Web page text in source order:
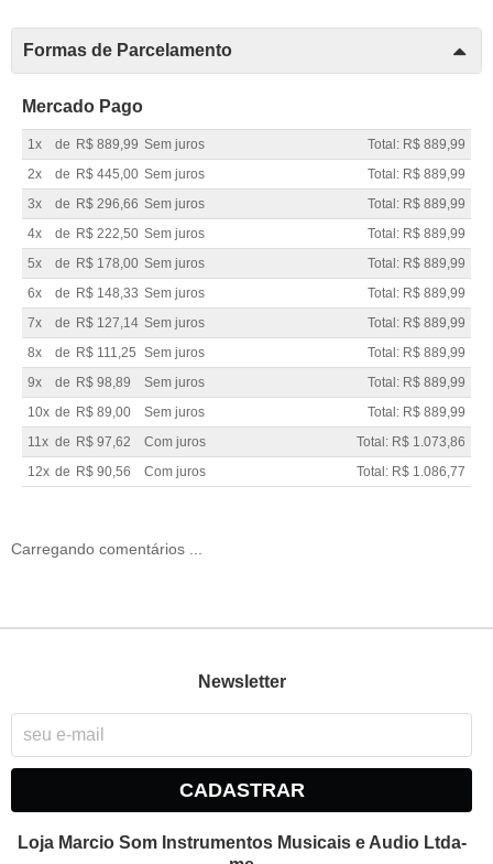
Formas de Parcelamento
Mercado Pago
1x de R$ 889,99 Sem juros
Total: R$ 889,99
2x
de R$ 445,00 Sem juros
Total: R$ 889,99
3x
de R$ 296,66 Sem juros
Total: R$ 889,99
4x
de R$ 222,50 Sem juros
Total: R$ 889,99
5x
de R$ 178,00 Sem juros
Total: R$ 889,99
6x
de R$ 148,33 Sem juros
Total: R$ 889,99
7x
de R$ 127,14 Sem juros
Total: R$ 889,99
8x
de R$ 111,25 Sem juros
Total: R$ 889,99
9x
de R$ 98,89 Sem juros
Total: R$ 889,99
10x de R$ 89,00 Sem juros
Total: R$ 889,99
11x de R$ 97,62 Com juros
Total: R$ 1.073,86
12x de R$ 90,56 Com juros Total: R$ 1.086,77
Carregando comentários ...
Newsletter
CADASTRAR
Loja Marcio Som Instrumentos Musicais e Audio Ltda-